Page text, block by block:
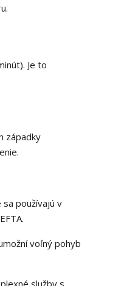
Je to
západky
používajú v
voľný pohyb